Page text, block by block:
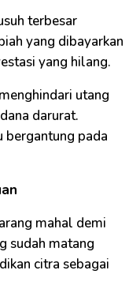
terbesar
yang dibayarkan
yang hilang.
utang
darurat.
bergantung pada
mahal demi
sudah matang
citra sebagai